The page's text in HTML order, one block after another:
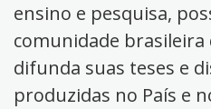
ensino e pesquisa,
comunidade brasileira
difunda suas teses e
produzidas no País e